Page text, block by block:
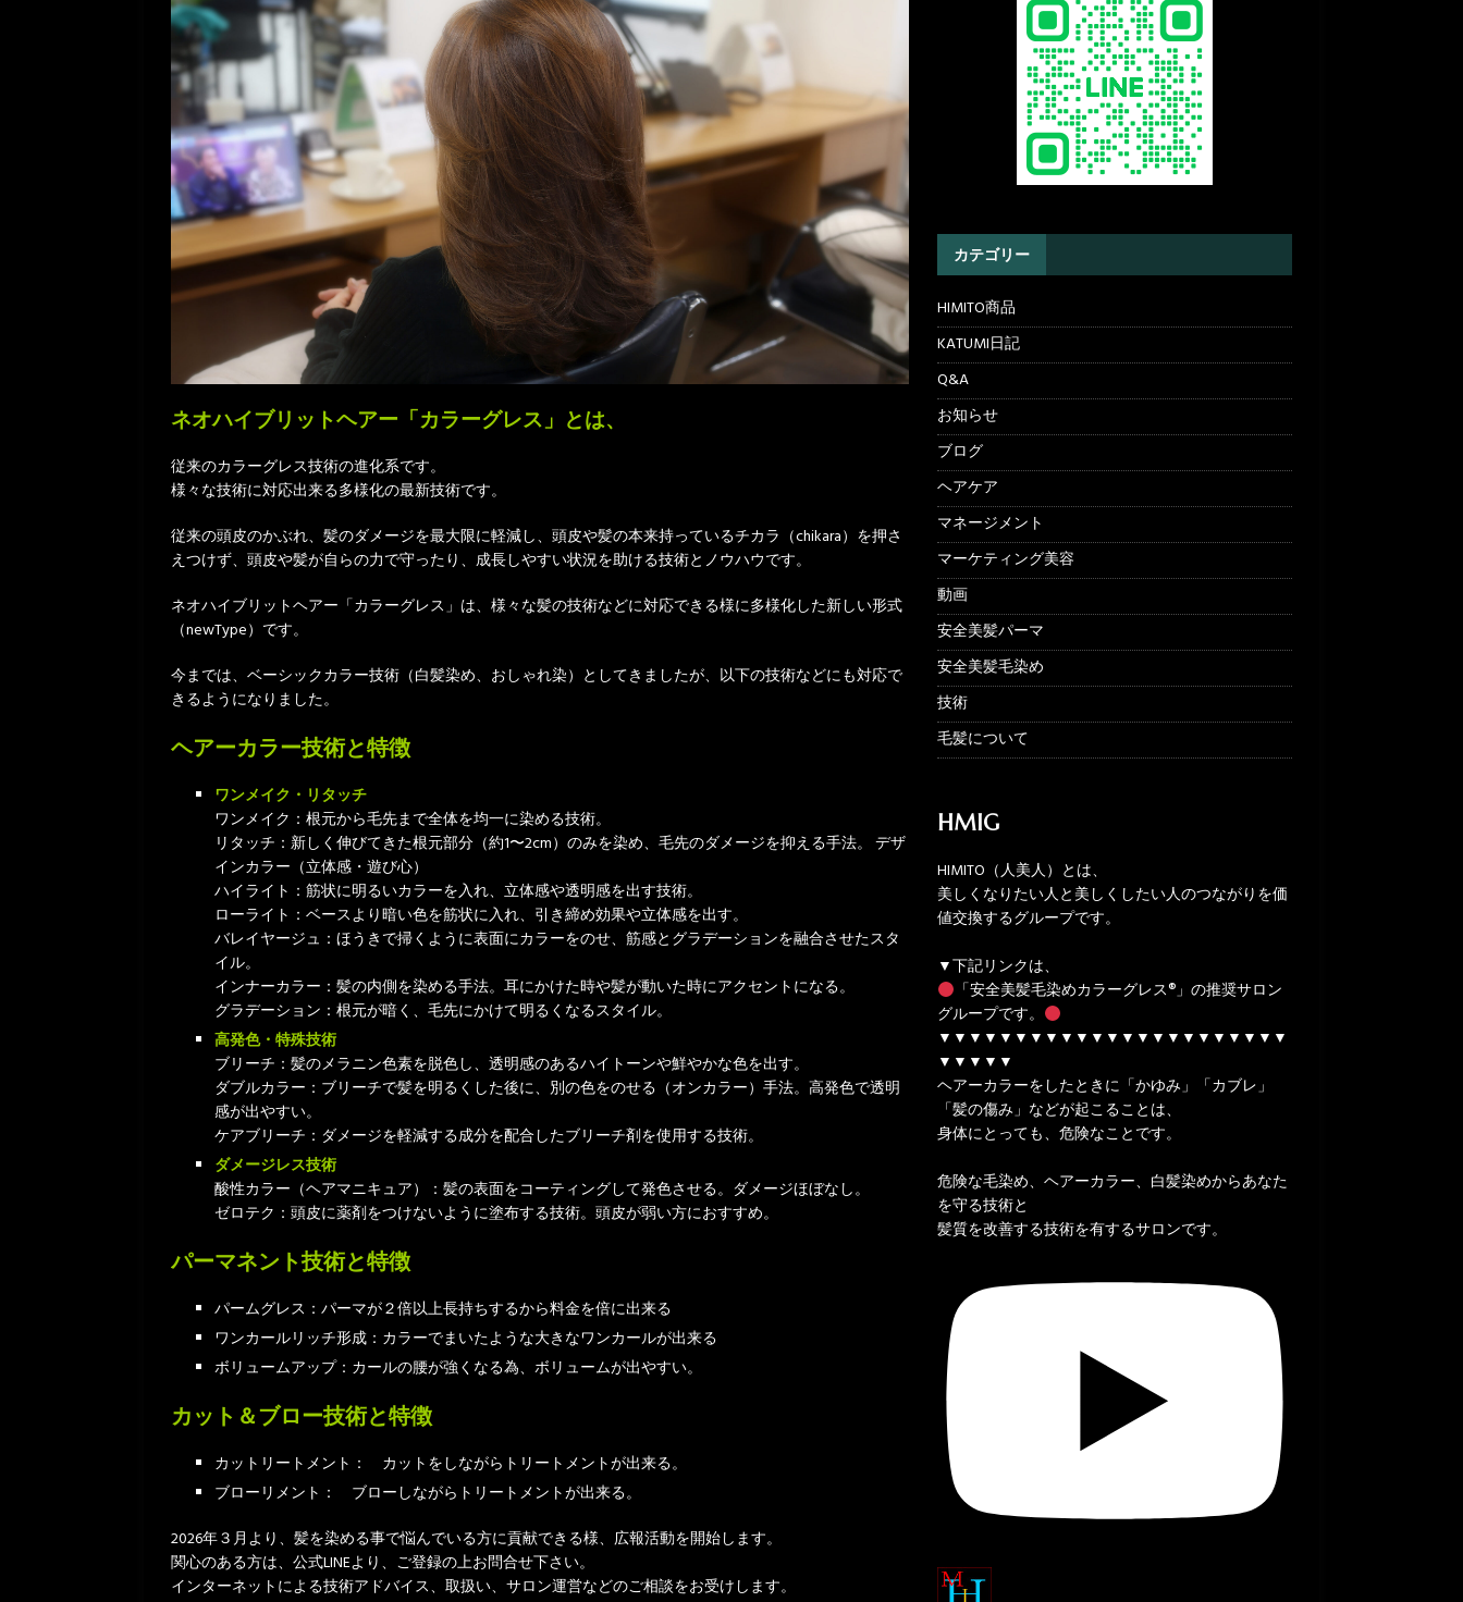
ネオハイブリットヘアー「カラーグレス」 とは、
従来のカラーグレス技術の進化系です。
様々な技術に対応出来る多様化の最新技術です。
従来の頭皮のかぶれ、髪のダメージを最大限に軽減し、頭皮や髪の本来持っているチカラ（chikara）を押さ
えつけず、頭皮や髪が自らの力で守ったり、成長しやすい状況を助ける技術とノウハウです。
ネオハイブリットヘアー「カラーグレス」は、様々な髪の技術などに対応できる様に多様化した新しい形式
（newType）です。
今までは、ベーシックカラー技術（白髪染め、おしゃれ染）としてきましたが、以下の技術などにも対応で
きるようになりました。
ヘアーカラー技術と特徴
ワンメイク・リタッチ
ワンメイク：根元から毛先まで全体を均一に染める技術。
リタッチ：新しく伸びてきた根元部分（約1〜2cm）のみを染め、毛先のダメージを抑える手法。 デザ
インカラー（立体感・遊び心）
ハイライト：筋状に明るいカラーを入れ、立体感や透明感を出す技術。
ローライト：ベースより暗い色を筋状に入れ、引き締め効果や立体感を出す。
バレイヤージュ：ほうきで掃くように表面にカラーをのせ、筋感とグラデーションを融合させたスタ
イル。
インナーカラー：髪の内側を染める手法。耳にかけた時や髪が動いた時にアクセントになる。
グラデーション：根元が暗く、毛先にかけて明るくなるスタイル。
高発色・特殊技術
ブリーチ：髪のメラニン色素を脱色し、透明感のあるハイトーンや鮮やかな色を出す。
ダブルカラー：ブリーチで髪を明るくした後に、別の色をのせる（オンカラー）手法。高発色で透明
感が出やすい。
ケアブリーチ：ダメージを軽減する成分を配合したブリーチ剤を使用する技術。
ダメージレス技術
酸性カラー（ヘアマニキュア）：髪の表面をコーティングして発色させる。ダメージほぼなし。
ゼロテク：頭皮に薬剤をつけないように塗布する技術。頭皮が弱い方におすすめ。
パーマネント技術と特徴
パームグレス：パーマが２倍以上長持ちするから料金を倍に出来る
ワンカールリッチ形成：カラーでまいたような大きなワンカールが出来る
ボリュームアップ：カールの腰が強くなる為、ボリュームが出やすい。
カット＆ブロー技術と特徴
カットリートメント： カットをしながらトリートメントが出来る。
ブローリメント： ブローしながらトリートメントが出来る。
2026年３月より、髪を染める事で悩んでいる方に貢献できる様、広報活動を開始します。
関心のある方は、公式LINEより、ご登録の上お問合せ下さい。
インターネットによる技術アドバイス、取扱い、サロン運営などのご相談をお受けします。
カテゴリー
HIMITO商品
KATUMI日記
Q&A
お知らせ
ブログ
ヘアケア
マネージメント
マーケティング美容
動画
安全美髪パーマ
安全美髪毛染め
技術
毛髪について
HMIG
HIMITO（人美人）とは、
美しくなりたい人と美しくしたい人のつながりを価
値交換するグループです。
▼下記リンクは、
「安全美髪毛染めカラーグレス®」の推奨サロン
グループです。
▼▼▼▼▼▼▼▼▼▼▼▼▼▼▼▼▼▼▼▼▼▼▼
▼▼▼▼▼
ヘアーカラーをしたときに「かゆみ」「カブレ」
「髪の傷み」などが起こることは、
身体にとっても、危険なことです。
危険な毛染め、ヘアーカラー、白髪染めからあなた
を守る技術と
髪質を改善する技術を有するサロンです。